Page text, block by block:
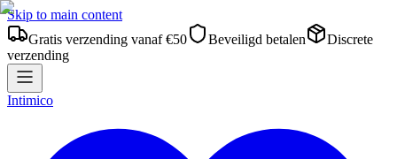
Skip to main content
Gratis verzending vanaf €50
Beveiligd betalen
Discrete
verzending
Intimico